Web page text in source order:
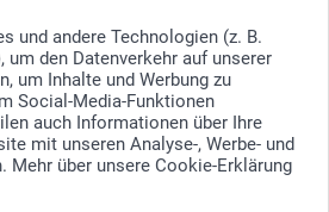
und andere Technologien (z. B.
um den Datenverkehr auf unserer
um Inhalte und Werbung zu
Social-Media-Funktionen
auch Informationen über Ihre
mit unseren Analyse-, Werbe- und
Mehr über unsere Cookie-Erklärung
(€) inkl. MwSt. und zzgl. Versandkosten.